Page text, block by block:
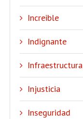
Increible
Indignante
Infraestructura
Injusticia
Inseguridad